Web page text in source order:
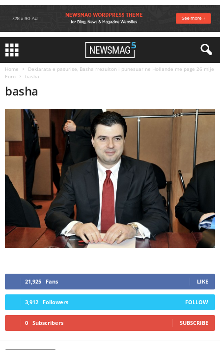
Home
Deklarata e pasurise, Basha rrezulton i punesuar ne Hollande me page 26 mije
Euro
basha
basha
21,925 Fans LIKE
3,912 Followers FOLLOW
0 Subscribers SUBSCRIBE